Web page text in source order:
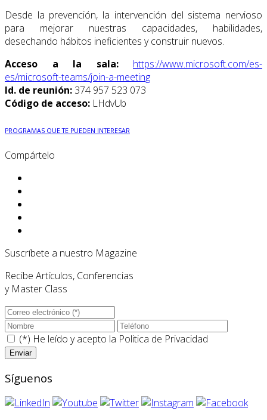
Desde la prevención, la intervención del sistema nervioso
para mejorar nuestras capacidades, habilidades,
desechando hábitos ineficientes y construir nuevos.
Acceso a la sala:
https://www.microsoft.com/es-
es/microsoft-teams/join-a-meeting
Id. de reunión: 374 957 523 073
Código de acceso: LHdvUb
PROGRAMAS QUE TE PUEDEN INTERESAR
Compártelo
Suscríbete a nuestro Magazine
Recibe Artículos, Conferencias
y Master Class
(*) He leído y acepto la Politica de Privacidad
Síguenos